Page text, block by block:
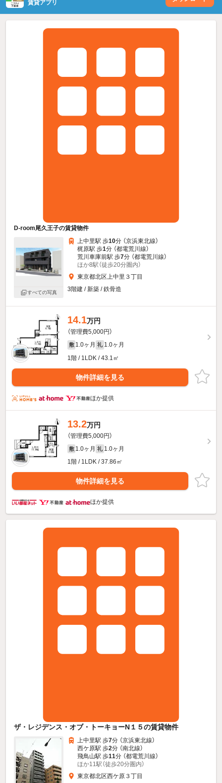
賃貸アプリ
D-room尾久王子の賃貸物件
すべての写真
上中里駅 歩10分 （京浜東北線）
梶原駅 歩1分 （都電荒川線）
荒川車庫前駅 歩7分 （都電荒川線）
ほか8駅（徒歩20分圏内）
東京都北区上中里３丁目
3階建 / 新築 / 鉄骨造
14.1万円
（管理費5,000円）
敷 1.0ヶ月 礼 1.0ヶ月
1階 / 1LDK / 43.1㎡
物件詳細を見る
ほか提供
13.2万円
（管理費5,000円）
敷 1.0ヶ月 礼 1.0ヶ月
1階 / 1LDK / 37.86㎡
物件詳細を見る
ほか提供
ザ・レジデンス・オブ・トーキョーN１５の賃貸物件
上中里駅 歩7分 （京浜東北線）
西ケ原駅 歩2分 （南北線）
飛鳥山駅 歩11分 （都電荒川線）
ほか11駅（徒歩20分圏内）
東京都北区西ケ原３丁目